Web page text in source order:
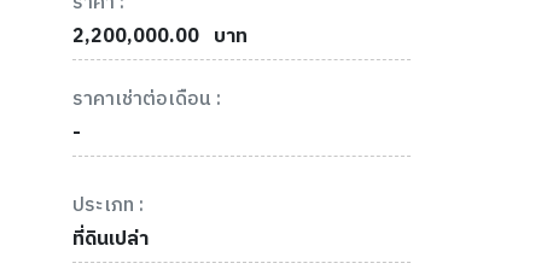
2,200,000.00 บาท
ราคาเช่าต่อเดือน :
-
ประเภท :
ที่ดินเปล่า